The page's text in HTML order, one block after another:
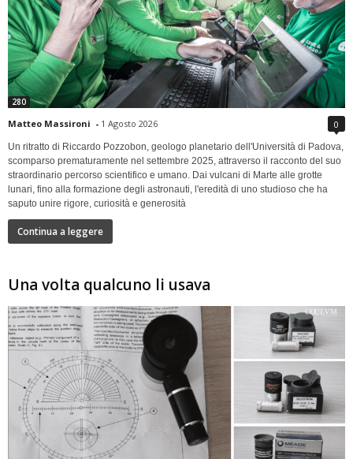
280
Matteo Massironi - 1 Agosto 2026 0
Un ritratto di Riccardo Pozzobon, geologo planetario dell'Università di Padova,
scomparso prematuramente nel settembre 2025, attraverso il racconto del suo
straordinario percorso scientifico e umano. Dai vulcani di Marte alle grotte
lunari, fino alla formazione degli astronauti, l'eredità di uno studioso che ha
saputo unire rigore, curiosità e generosità
Continua a leggere
Una volta qualcuno li usava